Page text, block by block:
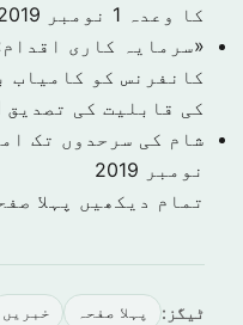
کا وعدہ 1 نومبر 2019
کانفرنس کو کامیاب
کی قابلیت کی تصدیق
شام کی سرحدوں تک
نومبر 2019
تمام دیکھیں پہلا
ٹیگز: پہلا صفحہ خبريں